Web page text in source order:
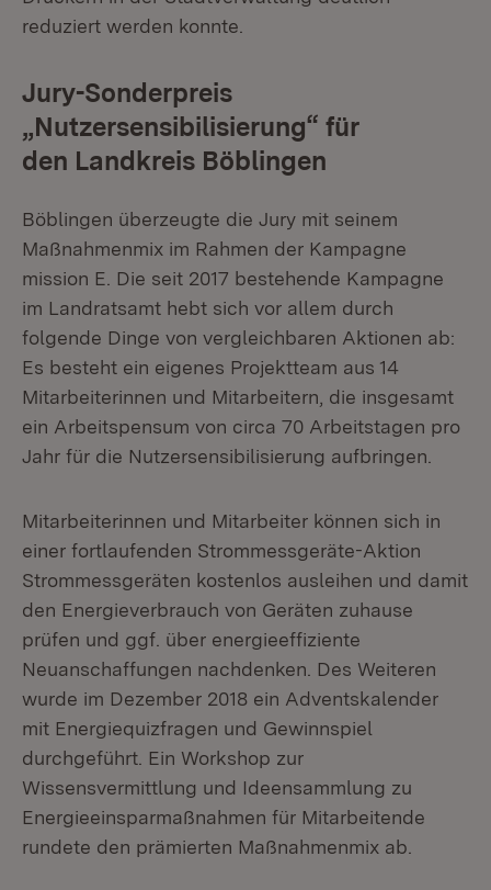
reduziert werden konnte.
Jury-Sonderpreis
„Nutzersensibilisierung“ für
den Landkreis Böblingen
Böblingen überzeugte die Jury mit seinem
Maßnahmenmix im Rahmen der Kampagne
mission E. Die seit 2017 bestehende Kampagne
im Landratsamt hebt sich vor allem durch
folgende Dinge von vergleichbaren Aktionen ab:
Es besteht ein eigenes Projektteam aus 14
Mitarbeiterinnen und Mitarbeitern, die insgesamt
ein Arbeitspensum von circa 70 Arbeitstagen pro
Jahr für die Nutzersensibilisierung aufbringen.
Mitarbeiterinnen und Mitarbeiter können sich in
einer fortlaufenden Strommessgeräte-Aktion
Strommessgeräten kostenlos ausleihen und damit
den Energieverbrauch von Geräten zuhause
prüfen und ggf. über energieeffiziente
Neuanschaffungen nachdenken. Des Weiteren
wurde im Dezember 2018 ein Adventskalender
mit Energiequizfragen und Gewinnspiel
durchgeführt. Ein Workshop zur
Wissensvermittlung und Ideensammlung zu
Energieeinsparmaßnahmen für Mitarbeitende
rundete den prämierten Maßnahmenmix ab.